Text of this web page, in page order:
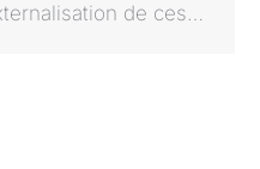
de ces…